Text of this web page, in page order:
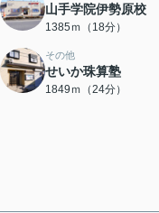
山手学院伊勢原校
1385ｍ（18分）
その他
せいか珠算塾
1849ｍ（24分）